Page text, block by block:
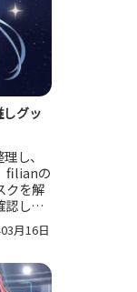
グッ
し、
filianの
クを解
認した
ファン
イント
月16日